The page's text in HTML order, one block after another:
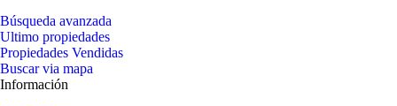
Búsqueda avanzada
Ultimo propiedades
Propiedades Vendidas
Buscar via mapa
Información